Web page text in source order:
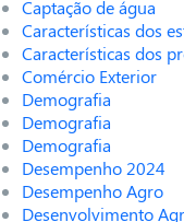
Captação de água
Características dos
Características dos
Comércio Exterior
Demografia
Demografia
Demografia
Desempenho 2024
Desempenho Agro
Desenvolvimento